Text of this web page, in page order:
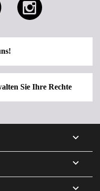
Sie Ihre Rechte


